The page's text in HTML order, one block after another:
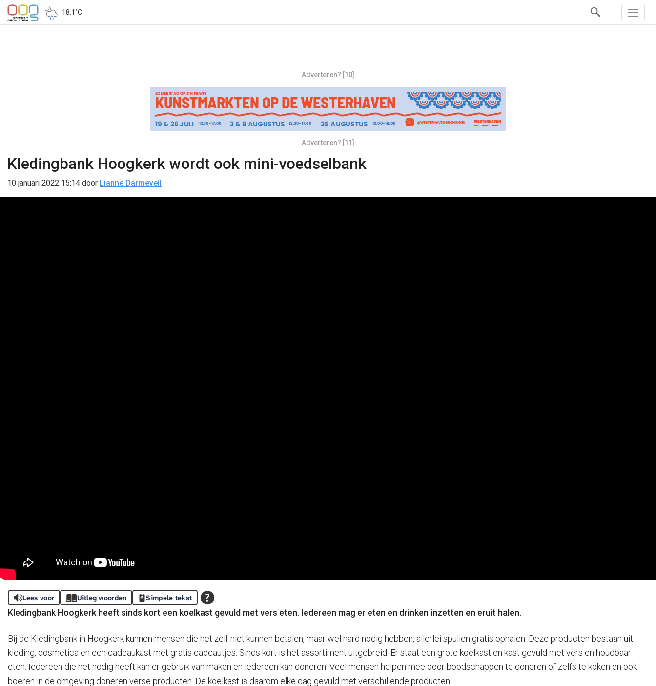
18.1°C
Adverteren? [10]
Adverteren? [11]
Kledingbank Hoogkerk wordt ook mini-voedselbank
10 januari 2022 15:14 door Lianne Darmeveil
Lees voor Uitleg woorden Simpele tekst
Kledingbank Hoogkerk heeft sinds kort een koelkast gevuld met vers eten. Iedereen mag er eten en drinken inzetten en eruit halen.
Bij de Kledingbank in Hoogkerk kunnen mensen die het zelf niet kunnen betalen, maar wel hard nodig hebben, allerlei spullen gratis ophalen. Deze producten bestaan uit
kleding, cosmetica en een cadeaukast met gratis cadeautjes. Sinds kort is het assortiment uitgebreid. Er staat een grote koelkast en kast gevuld met vers en houdbaar
eten. Iedereen die het nodig heeft kan er gebruik van maken en iedereen kan doneren. Veel mensen helpen mee door boodschappen te doneren of zelfs te koken en ook
boeren in de omgeving doneren verse producten. De koelkast is daarom elke dag gevuld met verschillende producten.